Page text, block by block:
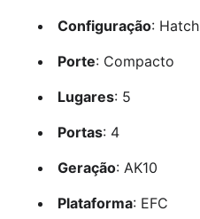
Configuração:
Porte: Compacto
Lugares: 5
Portas: 4
Geração: AK10
Plataforma: EFC